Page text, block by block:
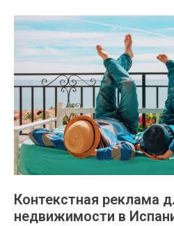
Контекстная реклама
недвижимости в